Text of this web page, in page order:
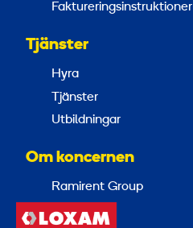
Faktureringsinstruktioner
Tjänster
Hyra
Tjänster
Utbildningar
Om koncernen
Ramirent Group